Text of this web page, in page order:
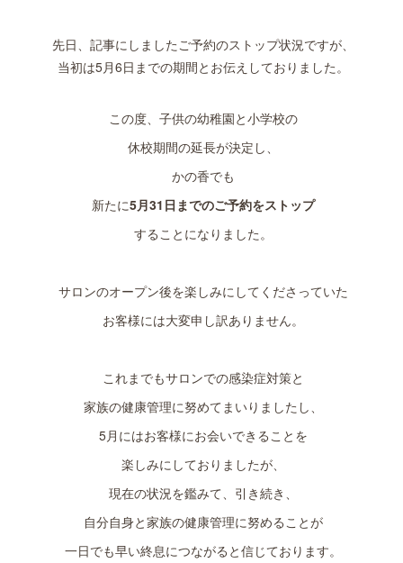
先日、記事にしましたご予約のストップ状況ですが、
当初は5月6日までの期間とお伝えしておりました。
この度、子供の幼稚園と小学校の
休校期間の延長が決定し、
かの香でも
新たに5月31日までのご予約をストップ
することになりました。
サロンのオープン後を楽しみにしてくださっていた
お客様には大変申し訳ありません。
これまでもサロンでの感染症対策と
家族の健康管理に努めてまいりましたし、
5月にはお客様にお会いできることを
楽しみにしておりましたが、
現在の状況を鑑みて、引き続き、
自分自身と家族の健康管理に努めることが
一日でも早い終息につながると信じております。